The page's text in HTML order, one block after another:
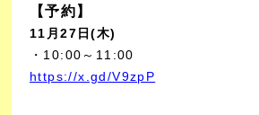
【予約】
11月27日(木)
・10:00～11:00
https://x.gd/V9zpP